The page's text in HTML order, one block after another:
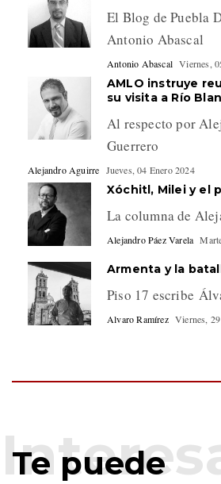
El Blog de Puebla
Antonio Abascal
Antonio Abascal Viernes,
AMLO instruye
su visita a Río
Al respecto por
Guerrero
Alejandro Aguirre Jueves, 04 Enero 2024
Xóchitl, Milei y el
La columna de
Alejandro Páez Varela
Armenta y la
Piso 17 escribe
Alvaro Ramírez Viernes,
Te puede